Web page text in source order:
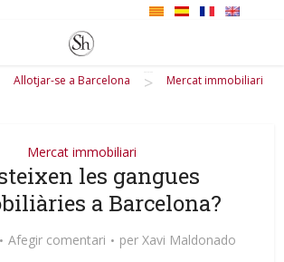
Allotjar-se a Barcelona > Mercat immobiliari
Mercat immobiliari
les gangues
a Barcelona?
Afegir comentari per Xavi Maldonado